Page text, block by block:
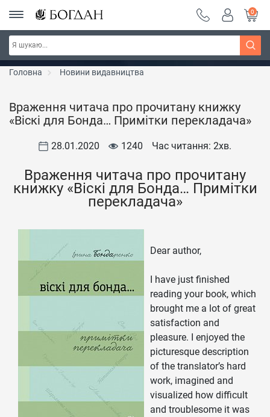
РОЗПРОДАЖ ~ 150 грн ~ 200 грн ~ 250 грн ~
300 грн ~ РОЗПРОДАЖ
Дізнатись більше
0
Головна Новини видавництва
Враження читача про прочитану книжку
«Віскі для Бонда… Примітки перекладача»
28.01.2020 1240 Час читання: 2хв.
Враження читача про прочитану
книжку «Віскі для Бонда… Примітки
перекладача»
Dear author,
I have just finished
reading your book, which
brought me a lot of great
satisfaction and
pleasure. I enjoyed the
picturesque description
of the translator’s hard
work, imagined and
visualized how difficult
and troublesome it was